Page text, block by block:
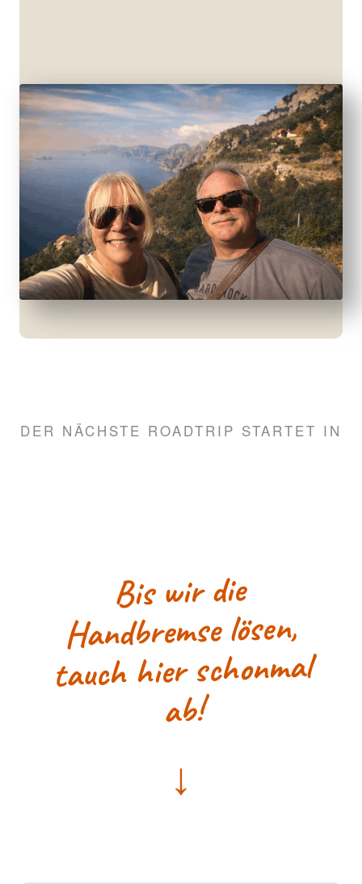
DER NÄCHSTE ROADTRIP STARTET IN
Bis wir die
Handbremse lösen,
tauch hier schonmal
ab!
↓